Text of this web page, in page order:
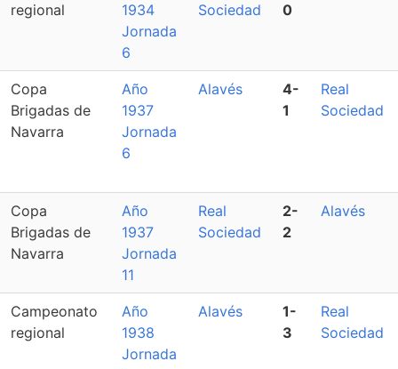
regional
1934
Jornada
6
Sociedad
0
Copa
Brigadas de
Navarra
Año
1937
Jornada
6
Alavés
4-
1
Real
Sociedad
Copa
Brigadas de
Navarra
Año
1937
Jornada
11
Real
Sociedad
2-
2
Alavés
Campeonato
regional
Año
1938
Jornada
Alavés
1-
3
Real
Sociedad